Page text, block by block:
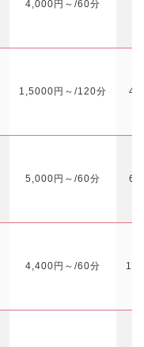
4,000円～/60分
1,5000円～/120分
5,000円～/60分
4,400円～/60分